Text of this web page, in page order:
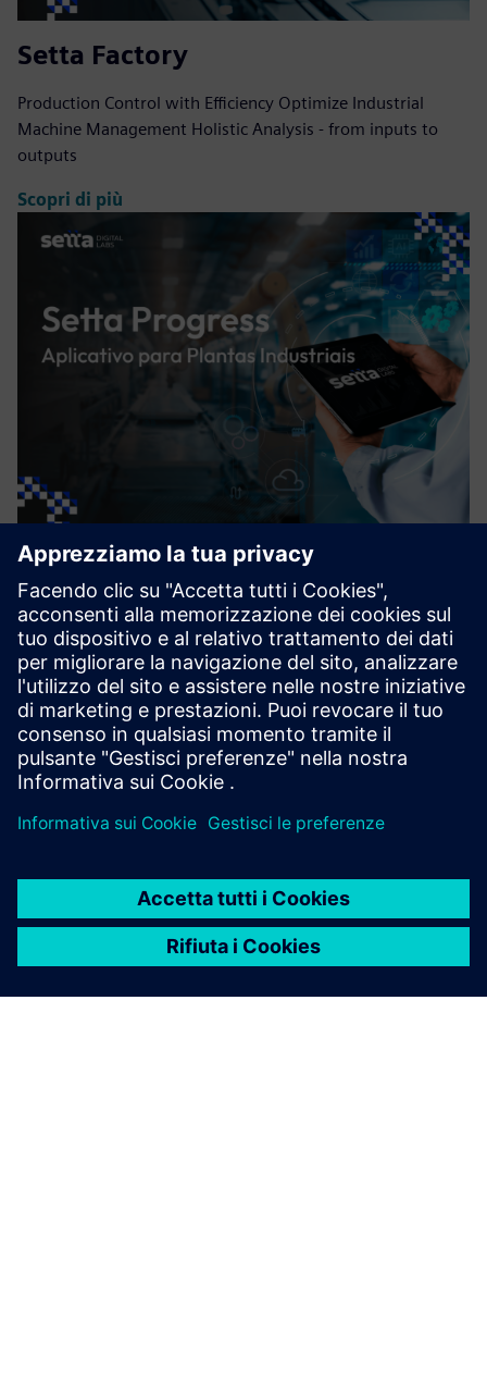
Setta Factory
Production Control with Efficiency Optimize Industrial
Machine Management Holistic Analysis - from inputs to
outputs
Scopri di più
Setta Progress
Integration with ERP & Full Traceability Maintenance and
production KPIs – Greater profit Inventory Analysis and
Financial Planning with Interactive and Customizable
Dashboard
Scopri di più